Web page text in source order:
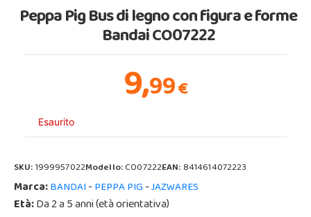
Peppa Pig Bus di legno con figura e forme
Bandai CO07222
9,99€
Esaurito
SKU:1999957022Modello:CO07222EAN:8414614072223
Marca:BANDAI-PEPPA PIG-JAZWARES
Età:Da 2 a 5 anni (età orientativa)